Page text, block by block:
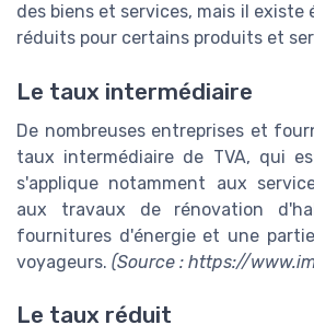
des biens et services, mais il existe
réduits pour certains produits et
Le taux intermédiaire
De nombreuses entreprises et
taux intermédiaire de TVA, qui
s'applique notamment aux
aux travaux de rénovation
fournitures d'énergie et une
voyageurs. (Source : https://
Le taux réduit